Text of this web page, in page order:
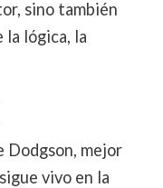
sino también
la lógica, la
Dodgson, mejor
vivo en la